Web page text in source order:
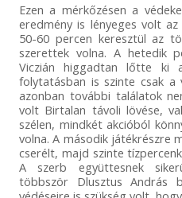
Ezen a mérkőzésen a
eredmény is lényeges volt
50-60 percen keresztül az
szerettek volna. A hetedik
Viczián higgadtan lőtte
folytatásban is szinte csak
azonban további találatok
volt Birtalan távoli lövése,
szélen, mindkét akcióból
volna. A második játékrészre
cserélt, majd szinte
A szerb együttesnek
többször Dlusztus András